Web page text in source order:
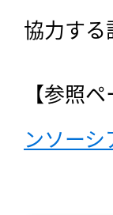
協力する
【参照ペ
ンソー